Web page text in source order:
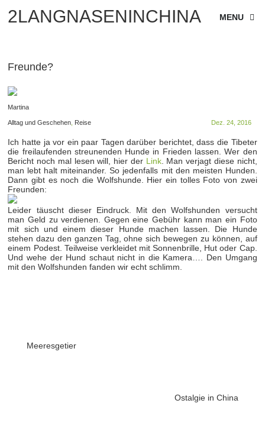
2LANGNASENINCHINA MENU
Freunde?
Martina
Dez. 24, 2016
Alltag und Geschehen, Reise
Ich hatte ja vor ein paar Tagen darüber berichtet, dass die Tibeter
die freilaufenden streunenden Hunde in Frieden lassen. Wer den
Bericht noch mal lesen will, hier der Link. Man verjagt diese nicht,
man lebt halt miteinander. So jedenfalls mit den meisten Hunden.
Dann gibt es noch die Wolfshunde. Hier ein tolles Foto von zwei
Freunden:
Leider täuscht dieser Eindruck. Mit den Wolfshunden versucht
man Geld zu verdienen. Gegen eine Gebühr kann man ein Foto
mit sich und einem dieser Hunde machen lassen. Die Hunde
stehen dazu den ganzen Tag, ohne sich bewegen zu können, auf
einem Podest. Teilweise verkleidet mit Sonnenbrille, Hut oder Cap.
Und wehe der Hund schaut nicht in die Kamera…. Den Umgang
mit den Wolfshunden fanden wir echt schlimm.
Meeresgetier
Ostalgie in China